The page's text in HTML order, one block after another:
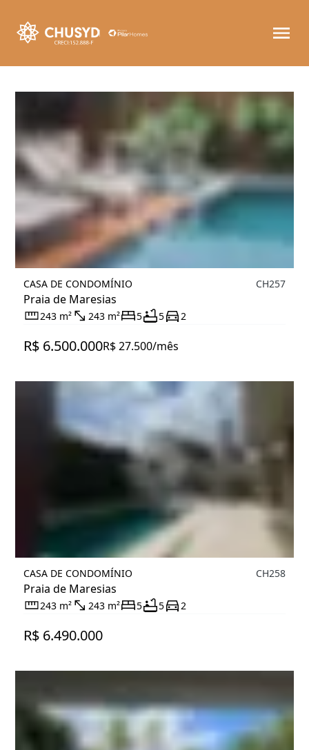
CASA DE CONDOMÍNIO
Praia de Maresias
CH257
243 m² 243 m² 5 5 2
R$ 6.500.000R$ 27.500/mês
CASA DE CONDOMÍNIO
Praia de Maresias
CH258
243 m² 243 m² 5 5 2
R$ 6.490.000